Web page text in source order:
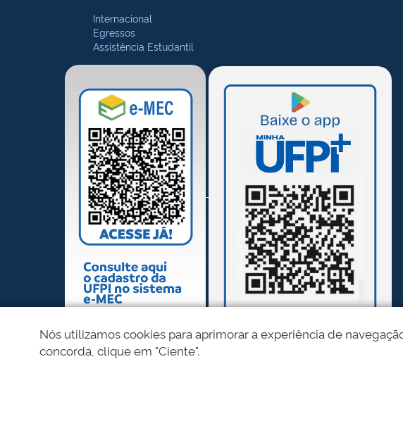
Internacional
Egressos
Assistência Estudantil
Nós utilizamos cookies para aprimorar a experiência de
concorda, clique em "Ciente".